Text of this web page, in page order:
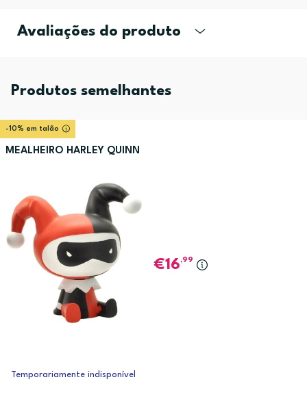
Avaliações do produto
Produtos semelhantes
-10% em talão
MEALHEIRO HARLEY QUINN
16,99
Temporariamente indisponível